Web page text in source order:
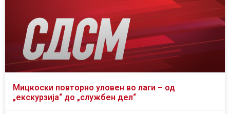
Мицкоски повторно уловен во лаги – од
„екскурзија“ до „службен дел“